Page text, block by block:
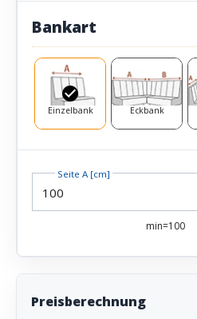
Bankart
Einzelbank Eckbank
Seite A [cm]
min=100
Preisberechnung